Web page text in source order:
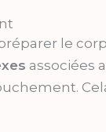
le
associées